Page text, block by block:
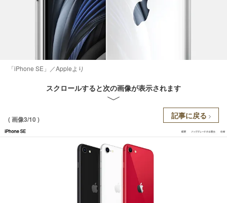
「iPhone SE」／Appleより
スクロールすると次の画像が表示されます
( 画像3/10 ) 記事に戻る